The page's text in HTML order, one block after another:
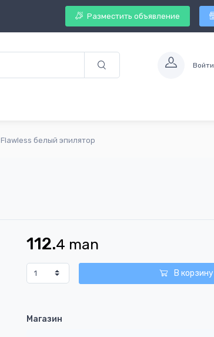
Разместить объявление
Войти
Flawless белый эпилятор
112.4 man
В корзину
Магазин